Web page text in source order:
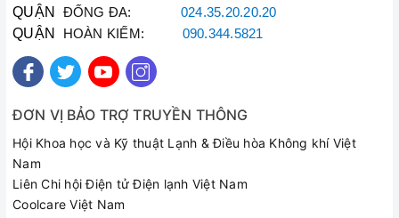
QUẬN ĐỐNG ĐA: 024.35.20.20.20
QUẬN HOÀN KIẾM: 090.344.5821
ĐƠN VỊ BẢO TRỢ TRUYỀN THÔNG
Hội Khoa học và Kỹ thuật Lạnh & Điều hòa Không khí Việt
Nam
Liên Chi hội Điện tử Điện lạnh Việt Nam
Coolcare Việt Nam